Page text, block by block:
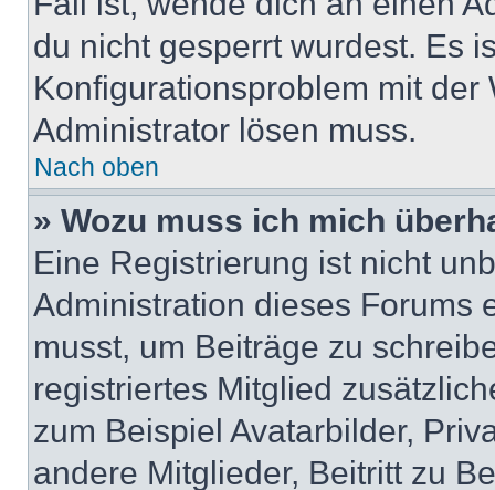
du nicht gesperrt wurdest. Es
Konfigurationsproblem mit
Administrator lösen muss.
Nach oben
» Wozu muss ich mich
Eine Registrierung ist nicht
Administration dieses Forums
musst, um Beiträge zu
registriertes Mitglied
zum Beispiel Avatarbilder,
andere Mitglieder, Beitritt zu